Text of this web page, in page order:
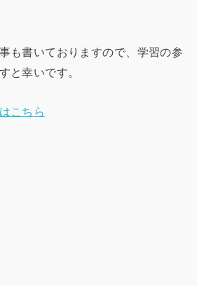
も書いておりますので、学習の参
と幸いです。
こちら